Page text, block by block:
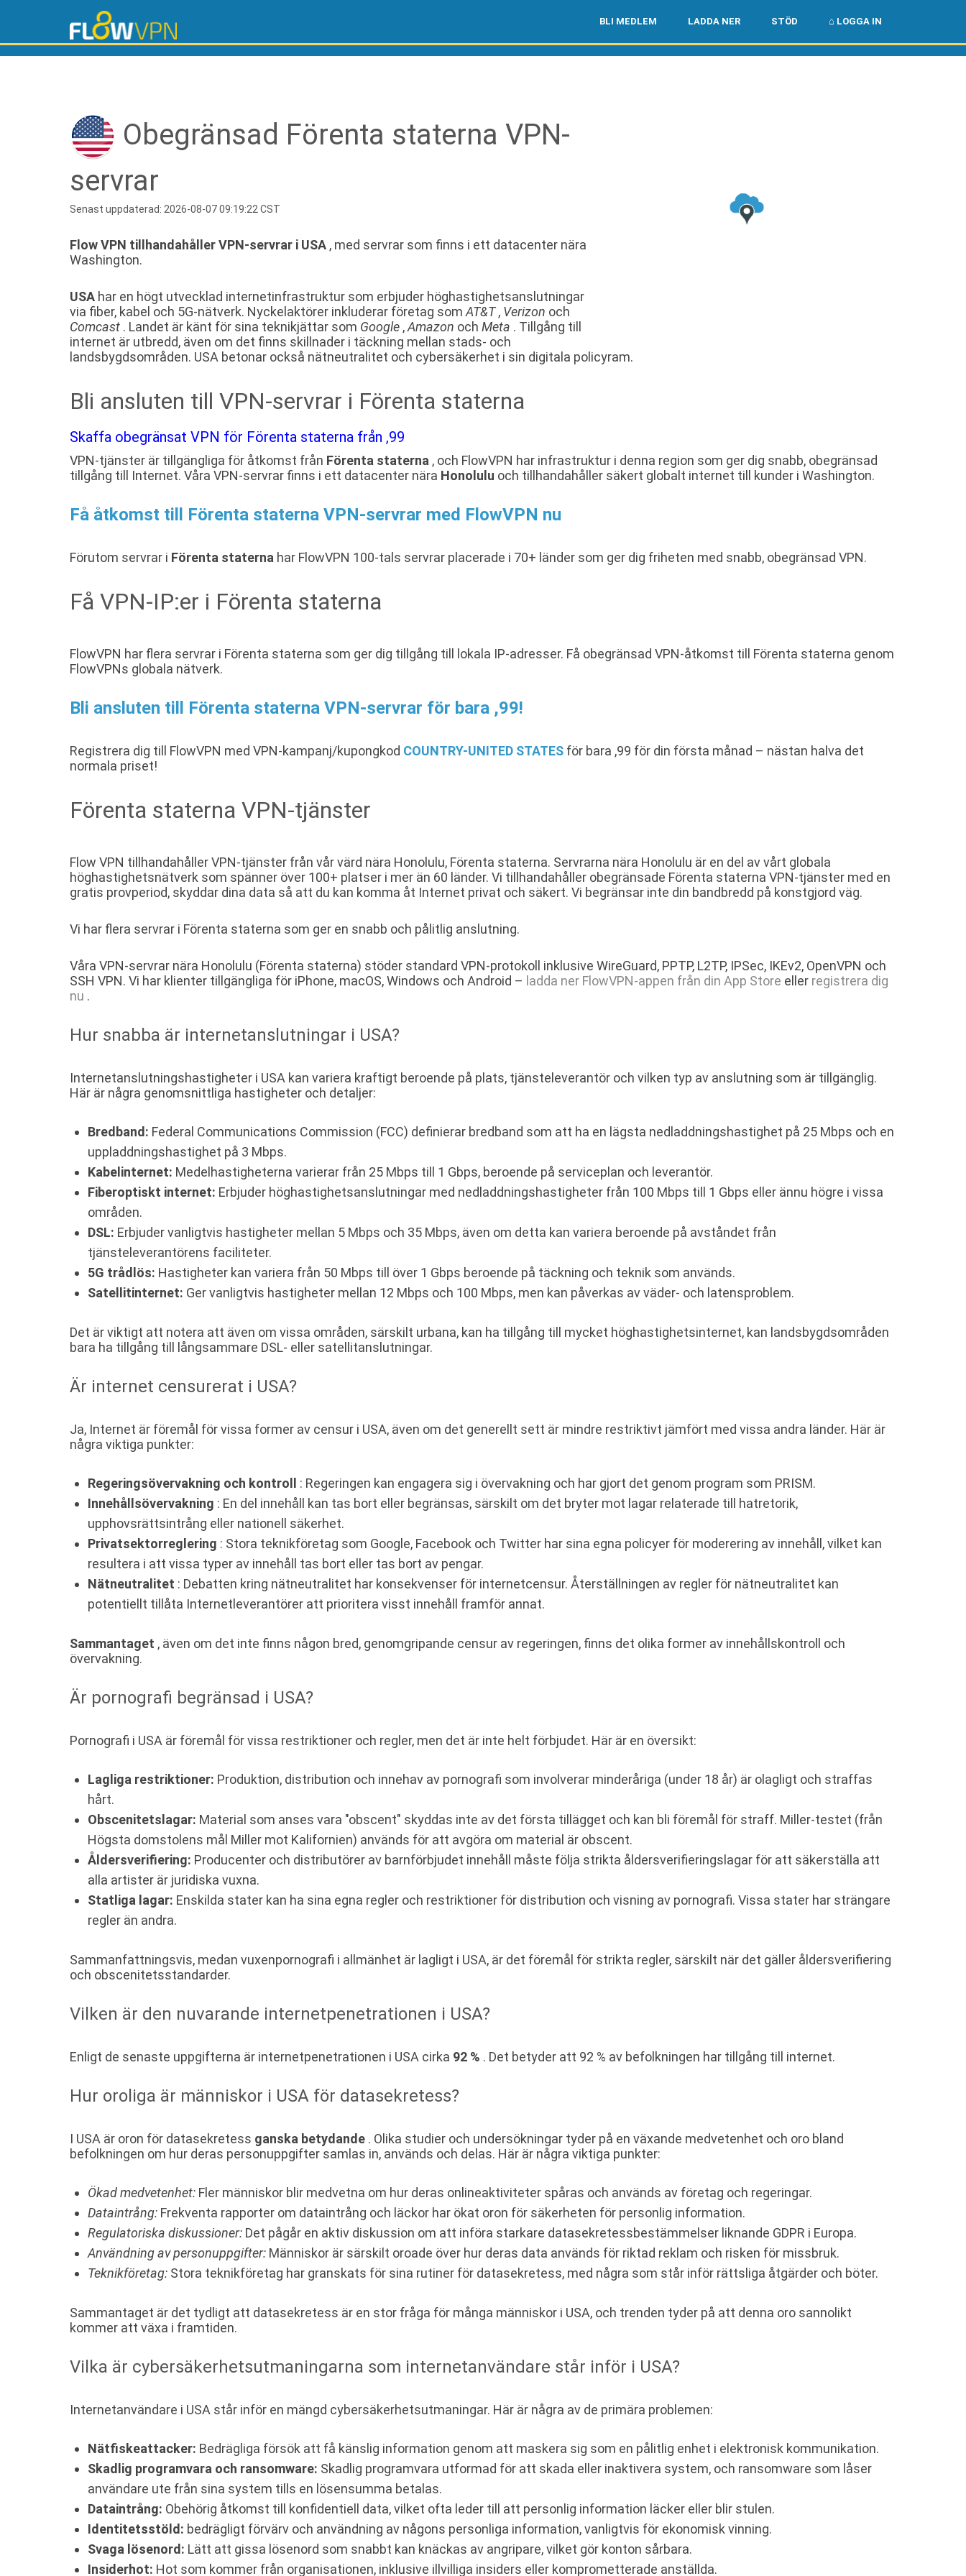
BLI MEDLEM LADDA NER STÖD ⌂ LOGGA IN
Obegränsad Förenta staterna VPN-
servrar
Senast uppdaterad: 2026-08-07 09:19:22 CST
Flow VPN tillhandahåller VPN-servrar i USA , med servrar som finns i ett datacenter nära
Washington.
USA har en högt utvecklad internetinfrastruktur som erbjuder höghastighetsanslutningar
via fiber, kabel och 5G-nätverk. Nyckelaktörer inkluderar företag somAT&T, Verizon och
Comcast . Landet är känt för sina teknikjättar som Google ,Amazon och Meta . Tillgång till
internet är utbredd, även om det finns skillnader i täckning mellan stads- och
landsbygdsområden. USA betonar också nätneutralitet och cybersäkerhet i sin digitala policyram.
Bli ansluten till VPN-servrar i Förenta staterna
Skaffa obegränsat VPN för Förenta staterna från ,99
VPN-tjänster är tillgängliga för åtkomst från Förenta staterna , och FlowVPN har infrastruktur i denna region som ger dig snabb, obegränsad
tillgång till Internet. Våra VPN-servrar finns i ett datacenter nära Honolulu och tillhandahåller säkert globalt internet till kunder i Washington.
Få åtkomst till Förenta staterna VPN-servrar med FlowVPN nu
Förutom servrar i Förenta staterna har FlowVPN 100-tals servrar placerade i 70+ länder som ger dig friheten med snabb, obegränsad VPN.
Få VPN-IP:er i Förenta staterna
FlowVPN har flera servrar i Förenta staterna som ger dig tillgång till lokala IP-adresser. Få obegränsad VPN-åtkomst till Förenta staterna genom
FlowVPNs globala nätverk.
Bli ansluten till Förenta staterna VPN-servrar för bara ,99!
Registrera dig till FlowVPN med VPN-kampanj/kupongkod COUNTRY-UNITED STATES för bara ,99 för din första månad – nästan halva det
normala priset!
Förenta staterna VPN-tjänster
Flow VPN tillhandahåller VPN-tjänster från vår värd nära Honolulu, Förenta staterna. Servrarna nära Honolulu är en del av vårt globala
höghastighetsnätverk som spänner över 100+ platser i mer än 60 länder. Vi tillhandahåller obegränsade Förenta staterna VPN-tjänster med en
gratis provperiod, skyddar dina data så att du kan komma åt Internet privat och säkert. Vi begränsar inte din bandbredd på konstgjord väg.
Vi har flera servrar i Förenta staterna som ger en snabb och pålitlig anslutning.
Våra VPN-servrar nära Honolulu (Förenta staterna) stöder standard VPN-protokoll inklusive WireGuard, PPTP, L2TP, IPSec, IKEv2, OpenVPN och
SSH VPN. Vi har klienter tillgängliga för iPhone, macOS, Windows och Android – ladda ner FlowVPN-appen från din App Store eller registrera dig
nu .
Hur snabba är internetanslutningar i USA?
Internetanslutningshastigheter i USA kan variera kraftigt beroende på plats, tjänsteleverantör och vilken typ av anslutning som är tillgänglig.
Här är några genomsnittliga hastigheter och detaljer:
Bredband: Federal Communications Commission (FCC) definierar bredband som att ha en lägsta nedladdningshastighet på 25 Mbps och en
uppladdningshastighet på 3 Mbps.
Kabelinternet: Medelhastigheterna varierar från 25 Mbps till 1 Gbps, beroende på serviceplan och leverantör.
Fiberoptiskt internet: Erbjuder höghastighetsanslutningar med nedladdningshastigheter från 100 Mbps till 1 Gbps eller ännu högre i vissa
områden.
DSL: Erbjuder vanligtvis hastigheter mellan 5 Mbps och 35 Mbps, även om detta kan variera beroende på avståndet från
tjänsteleverantörens faciliteter.
5G trådlös: Hastigheter kan variera från 50 Mbps till över 1 Gbps beroende på täckning och teknik som används.
Satellitinternet: Ger vanligtvis hastigheter mellan 12 Mbps och 100 Mbps, men kan påverkas av väder- och latensproblem.
Det är viktigt att notera att även om vissa områden, särskilt urbana, kan ha tillgång till mycket höghastighetsinternet, kan landsbygdsområden
bara ha tillgång till långsammare DSL- eller satellitanslutningar.
Är internet censurerat i USA?
Ja, Internet är föremål för vissa former av censur i USA, även om det generellt sett är mindre restriktivt jämfört med vissa andra länder. Här är
några viktiga punkter:
Regeringsövervakning och kontroll
: Regeringen kan engagera sig i övervakning och har gjort det genom program som PRISM.
Innehållsövervakning : En del innehåll kan tas bort eller begränsas, särskilt om det bryter mot lagar relaterade till hatretorik,
upphovsrättsintrång eller nationell säkerhet.
Privatsektorreglering : Stora teknikföretag som Google, Facebook och Twitter har sina egna policyer för moderering av innehåll, vilket kan
resultera i att vissa typer av innehåll tas bort eller tas bort av pengar.
Nätneutralitet : Debatten kring nätneutralitet har konsekvenser för internetcensur. Återställningen av regler för nätneutralitet kan
potentiellt tillåta Internetleverantörer att prioritera visst innehåll framför annat.
Sammantaget , även om det inte finns någon bred, genomgripande censur av regeringen, finns det olika former av innehållskontroll och
övervakning.
Är pornografi begränsad i USA?
Pornografi i USA är föremål för vissa restriktioner och regler, men det är inte helt förbjudet. Här är en översikt:
Lagliga restriktioner: Produktion, distribution och innehav av pornografi som involverar minderåriga (under 18 år) är olagligt och straffas
hårt.
Obscenitetslagar: Material som anses vara "obscent" skyddas inte av det första tillägget och kan bli föremål för straff. Miller-testet (från
Högsta domstolens mål Miller mot Kalifornien) används för att avgöra om material är obscent.
Åldersverifiering: Producenter och distributörer av barnförbjudet innehåll måste följa strikta åldersverifieringslagar för att säkerställa att
alla artister är juridiska vuxna.
Statliga lagar: Enskilda stater kan ha sina egna regler och restriktioner för distribution och visning av pornografi. Vissa stater har strängare
regler än andra.
Sammanfattningsvis, medan vuxenpornografi i allmänhet är lagligt i USA, är det föremål för strikta regler, särskilt när det gäller åldersverifiering
och obscenitetsstandarder.
Vilken är den nuvarande internetpenetrationen i USA?
Enligt de senaste uppgifterna är internetpenetrationen i USA cirka 92 % . Det betyder att 92 % av befolkningen har tillgång till internet.
Hur oroliga är människor i USA för datasekretess?
I USA är oron för datasekretess ganska betydande . Olika studier och undersökningar tyder på en växande medvetenhet och oro bland
befolkningen om hur deras personuppgifter samlas in, används och delas. Här är några viktiga punkter:
Ökad medvetenhet: Fler människor blir medvetna om hur deras onlineaktiviteter spåras och används av företag och regeringar.
Dataintrång: Frekventa rapporter om dataintrång och läckor har ökat oron för säkerheten för personlig information.
Regulatoriska diskussioner: Det pågår en aktiv diskussion om att införa starkare datasekretessbestämmelser liknande GDPR i Europa.
Användning av personuppgifter: Människor är särskilt oroade över hur deras data används för riktad reklam och risken för missbruk.
Teknikföretag: Stora teknikföretag har granskats för sina rutiner för datasekretess, med några som står inför rättsliga åtgärder och böter.
Sammantaget är det tydligt att datasekretess är en stor fråga för många människor i USA, och trenden tyder på att denna oro sannolikt
kommer att växa i framtiden.
Vilka är cybersäkerhetsutmaningarna som internetanvändare står inför i USA?
Internetanvändare i USA står inför en mängd cybersäkerhetsutmaningar. Här är några av de primära problemen:
Nätfiskeattacker: Bedrägliga försök att få känslig information genom att maskera sig som en pålitlig enhet i elektronisk kommunikation.
Skadlig programvara och ransomware: Skadlig programvara utformad för att skada eller inaktivera system, och ransomware som låser
användare ute från sina system tills en lösensumma betalas.
Dataintrång: Obehörig åtkomst till konfidentiell data, vilket ofta leder till att personlig information läcker eller blir stulen.
Identitetsstöld: bedrägligt förvärv och användning av någons personliga information, vanligtvis för ekonomisk vinning.
Svaga lösenord: Lätt att gissa lösenord som snabbt kan knäckas av angripare, vilket gör konton sårbara.
Insiderhot: Hot som kommer från organisationen, inklusive illvilliga insiders eller komprometterade anställda.